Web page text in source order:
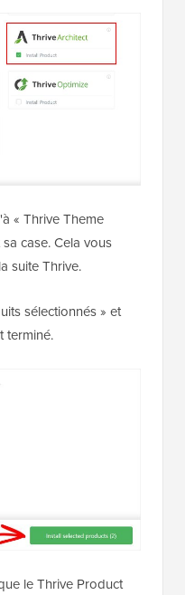
« Thrive Theme
case. Cela vous
suite Thrive.
sélectionnés » et
terminé.
le Thrive Product